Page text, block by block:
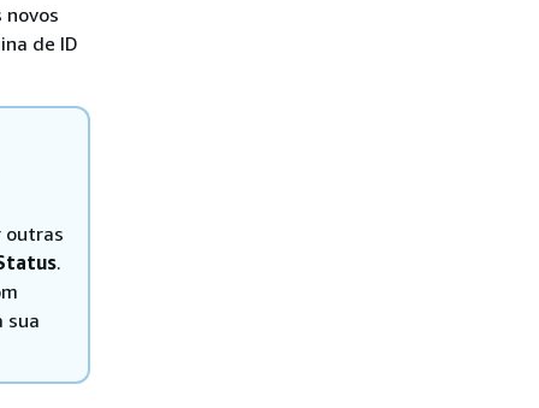
de ID
outras
.
sua